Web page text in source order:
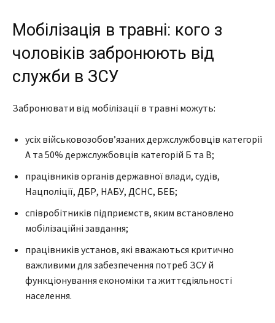
Мобілізація в травні: кого з
чоловіків забронюють від
служби в ЗСУ
Забронювати від мобілізації в травні можуть:
усіх військовозобов’язаних держслужбовців категорії
А та 50% держслужбовців категорій Б та В;
працівників органів державної влади, судів,
Нацполіції, ДБР, НАБУ, ДСНС, БЕБ;
співробітників підприємств, яким встановлено
мобілізаційні завдання;
працівників установ, які вважаються критично
важливими для забезпечення потреб ЗСУ й
функціонування економіки та життєдіяльності
населення.